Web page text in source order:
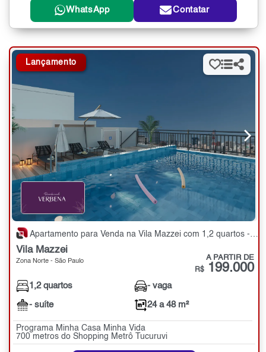
WhatsApp Contatar
Lançamento
Apartamento para Venda na Vila Mazzei com 1,2 quartos - 24 a 48 m²
Vila Mazzei
Zona Norte - São Paulo A PARTIR DE
R$ 199.000
1,2 quartos
- suíte
- vaga
24 a 48 m²
Programa Minha Casa Minha Vida
700 metros do Shopping Metrô Tucuruvi